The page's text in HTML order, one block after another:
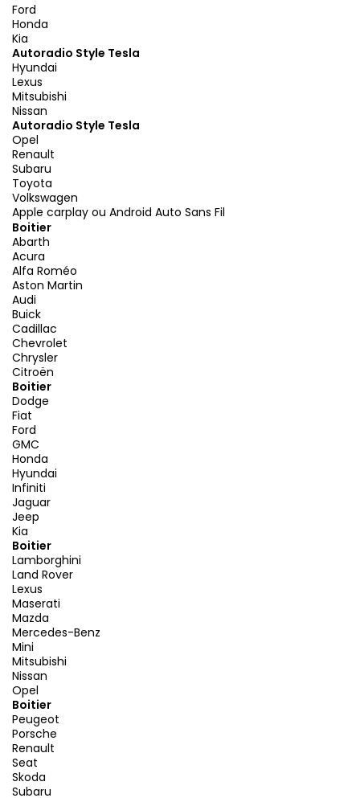
Ford
Honda
Kia
Autoradio Style Tesla
Hyundai
Lexus
Mitsubishi
Nissan
Autoradio Style Tesla
Opel
Renault
Subaru
Toyota
Volkswagen
Apple carplay ou Android Auto Sans Fil
Boitier
Abarth
Acura
Alfa Roméo
Aston Martin
Audi
Buick
Cadillac
Chevrolet
Chrysler
Citroën
Boitier
Dodge
Fiat
Ford
GMC
Honda
Hyundai
Infiniti
Jaguar
Jeep
Kia
Boitier
Lamborghini
Land Rover
Lexus
Maserati
Mazda
Mercedes-Benz
Mini
Mitsubishi
Nissan
Opel
Boitier
Peugeot
Porsche
Renault
Seat
Skoda
Subaru